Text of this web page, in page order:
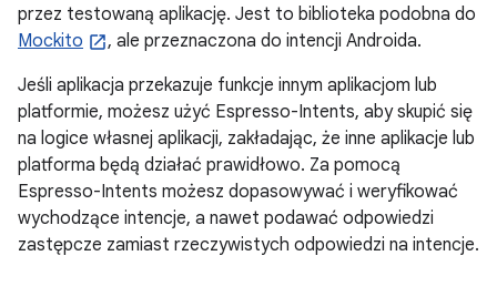
przez testowaną aplikację. Jest to biblioteka podobna do
Mockito
, ale przeznaczona do intencji Androida.
Jeśli aplikacja przekazuje funkcje innym aplikacjom lub
platformie, możesz użyć Espresso-Intents, aby skupić się
na logice własnej aplikacji, zakładając, że inne aplikacje lub
platforma będą działać prawidłowo. Za pomocą
Espresso-Intents możesz dopasowywać i weryfikować
wychodzące intencje, a nawet podawać odpowiedzi
zastępcze zamiast rzeczywistych odpowiedzi na intencje.